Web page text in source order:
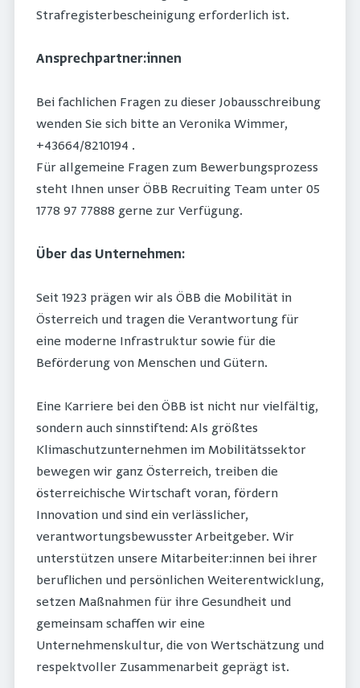
Strafregisterbescheinigung erforderlich ist.
Ansprechpartner:innen
Bei fachlichen Fragen zu dieser Jobausschreibung
wenden Sie sich bitte an Veronika Wimmer,
+43664/8210194 .
Für allgemeine Fragen zum Bewerbungsprozess
steht Ihnen unser ÖBB Recruiting Team unter 05
1778 97 77888 gerne zur Verfügung.
Über das Unternehmen:
Seit 1923 prägen wir als ÖBB die Mobilität in
Österreich und tragen die Verantwortung für
eine moderne Infrastruktur sowie für die
Beförderung von Menschen und Gütern.
Eine Karriere bei den ÖBB ist nicht nur vielfältig,
sondern auch sinnstiftend: Als größtes
Klimaschutzunternehmen im Mobilitätssektor
bewegen wir ganz Österreich, treiben die
österreichische Wirtschaft voran, fördern
Innovation und sind ein verlässlicher,
verantwortungsbewusster Arbeitgeber. Wir
unterstützen unsere Mitarbeiter:innen bei ihrer
beruflichen und persönlichen Weiterentwicklung,
setzen Maßnahmen für ihre Gesundheit und
gemeinsam schaffen wir eine
Unternehmenskultur, die von Wertschätzung und
respektvoller Zusammenarbeit geprägt ist.